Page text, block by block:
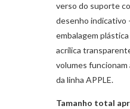
verso do suporte
desenho indicativo
embalagem
acrílica
volumes funcionam
da linha APPLE.
Tamanho total